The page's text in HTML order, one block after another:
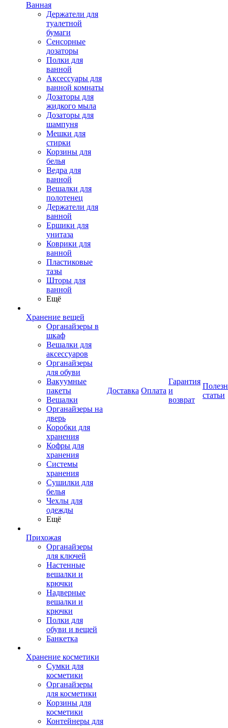
Ванная
Держатели для
туалетной
бумаги
Сенсорные
дозаторы
Полки для
ванной
Аксессуары для
ванной комнаты
Дозаторы для
жидкого мыла
Дозаторы для
шампуня
Мешки для
стирки
Корзины для
белья
Ведра для
ванной
Вешалки для
полотенец
Держатели для
ванной
Ершики для
унитаза
Коврики для
ванной
Пластиковые
тазы
Шторы для
ванной
Ещё
Хранение вещей
Органайзеры в
шкаф
Вешалки для
аксессуаров
Органайзеры
для обуви
Вакуумные
пакеты
Вешалки
Органайзеры на
дверь
Коробки для
хранения
Кофры для
хранения
Системы
хранения
Сушилки для
белья
Чехлы для
одежды
Ещё
Прихожая
Органайзеры
для ключей
Настенные
вешалки и
крючки
Надверные
вешалки и
крючки
Полки для
обуви и вещей
Банкетка
Хранение косметики
Сумки для
косметики
Органайзеры
для косметики
Корзины для
косметики
Контейнеры для
Доставка Оплата
Гарантия
и
возврат
статьи